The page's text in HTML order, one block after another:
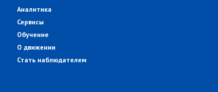
Аналитика
Сервисы
Обучение
О движении
Стать наблюдателем